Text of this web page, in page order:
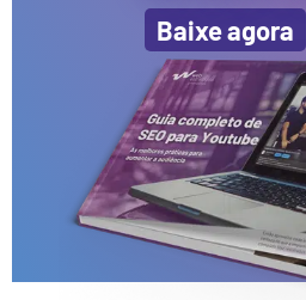
Baixe agora